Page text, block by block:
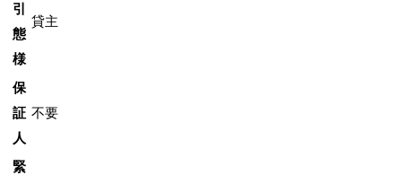
引
態
様
貸主
保
証
人
不要
緊